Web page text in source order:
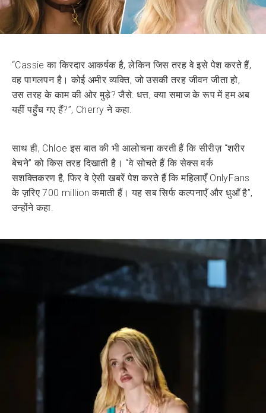
“Cassie का किरदार आकर्षक है, लेकिन जिस तरह वे इसे पेश करते हैं,
वह पागलपन है। कोई अमीर व्यक्ति, जो उसकी तरह जीवन जीता हो,
उस तरह के काम की ओर मुड़े? जैसे: धत्त, क्या समाज के रूप में हम अब
यहीं पहुँच गए हैं?”, Cherry ने कहा.
साथ ही, Chloe इस बात की भी आलोचना करती हैं कि सीरीज़ “शरीर
बेचने” को किस तरह दिखाती है। “वे सोचते हैं कि सेक्स वर्क
सशक्तिकरण है, फिर वे ऐसी खबरें पेश करते हैं कि महिलाएँ OnlyFans
के ज़रिए 700 million कमाती हैं। यह सब सिर्फ कल्पनाएँ और धुआँ है”,
उन्होंने कहा.